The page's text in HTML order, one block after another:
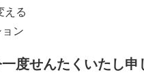
える
ン
一度せんたくいたし申